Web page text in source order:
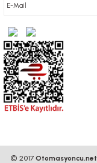
© 2017 Otomasyoncu.net